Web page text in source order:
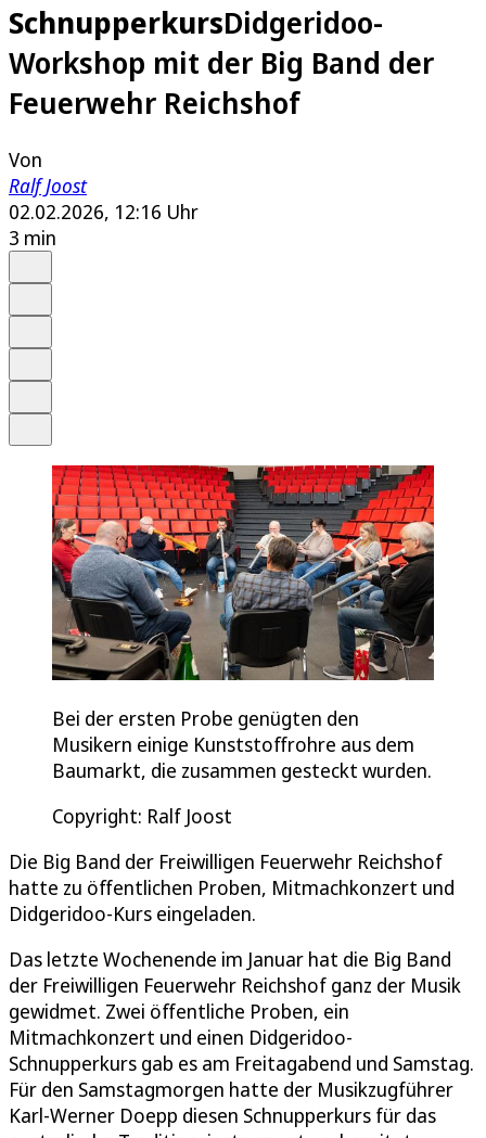
SchnupperkursDidgeridoo-
Workshop mit der Big Band der
Feuerwehr Reichshof
Von
Ralf Joost
02.02.2026, 12:16 Uhr
3 min
Bei der ersten Probe genügten den
Musikern einige Kunststoffrohre aus dem
Baumarkt, die zusammen gesteckt wurden.
Copyright: Ralf Joost
Die Big Band der Freiwilligen Feuerwehr Reichshof
hatte zu öffentlichen Proben, Mitmachkonzert und
Didgeridoo-Kurs eingeladen.
Das letzte Wochenende im Januar hat die Big Band
der Freiwilligen Feuerwehr Reichshof ganz der Musik
gewidmet. Zwei öffentliche Proben, ein
Mitmachkonzert und einen Didgeridoo-
Schnupperkurs gab es am Freitagabend und Samstag.
Für den Samstagmorgen hatte der Musikzugführer
Karl-Werner Doepp diesen Schnupperkurs für das